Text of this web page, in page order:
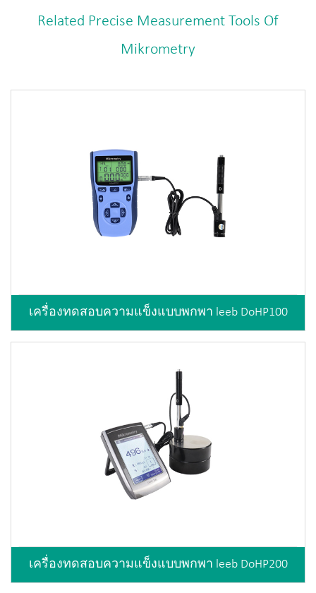
Related Precise Measurement Tools Of
Mikrometry
เครื่องทดสอบความแข็งแบบพกพา leeb DoHP100
เครื่องทดสอบความแข็งแบบพกพา leeb DoHP200